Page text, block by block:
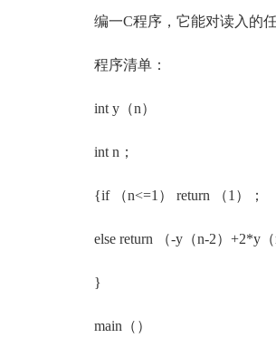
编一C程序，它能对读入的任
程序清单：
int y（n）
int n；
{if （n<=1） return （1）；
else return （-y（n-2）+2*y（
}
main（）